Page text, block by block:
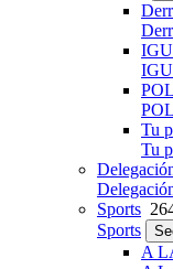
Tu
Tu
Sports
Sports
A